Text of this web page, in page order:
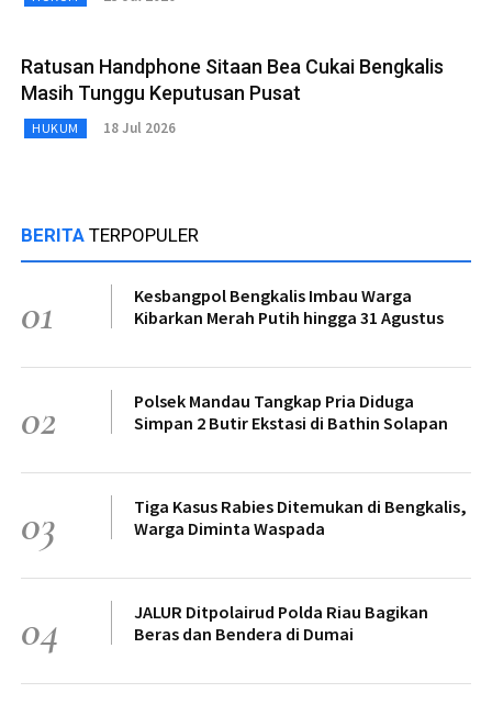
Ratusan Handphone Sitaan Bea Cukai Bengkalis
Masih Tunggu Keputusan Pusat
HUKUM 18 Jul 2026
BERITA TERPOPULER
01
Kesbangpol Bengkalis Imbau Warga
Kibarkan Merah Putih hingga 31 Agustus
02
Polsek Mandau Tangkap Pria Diduga
Simpan 2 Butir Ekstasi di Bathin Solapan
03
Tiga Kasus Rabies Ditemukan di Bengkalis,
Warga Diminta Waspada
04
JALUR Ditpolairud Polda Riau Bagikan
Beras dan Bendera di Dumai